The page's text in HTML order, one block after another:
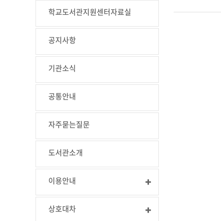
학교도서관지원센터자료실
공지사항
기관소식
공통안내
자주묻는질문
도서관소개
이용안내
상호대차